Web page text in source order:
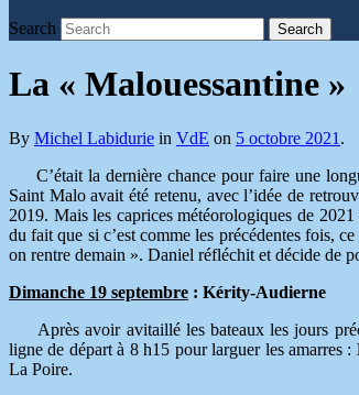
Search Search
La « Malouessantine »
By Michel Labidurie in VdE on 5 octobre 2021 .
C’était la dernière chance pour faire une
Saint Malo avait été retenu, avec l’idée de
2019. Mais les caprices météorologiques de
du fait que si c’est comme les précédentes fois,
on rentre demain ». Daniel réfléchit et décide de
Dimanche 19 septembre : Kérity-Audierne
Après avoir avitaillé les bateaux les jours
ligne de départ à 8 h15 pour larguer les amarres :
La Poire.